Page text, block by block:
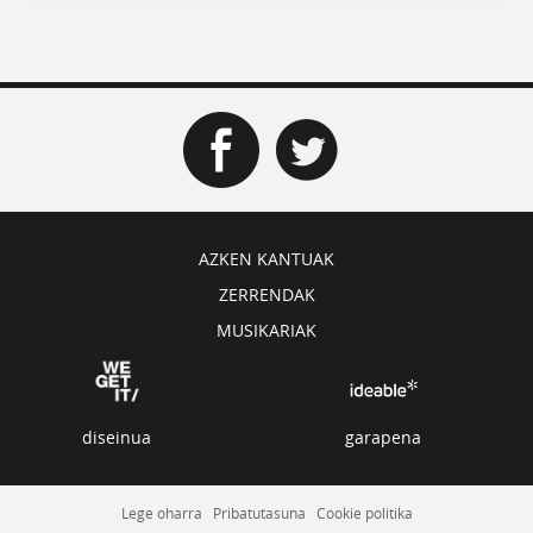
AZKEN KANTUAK
ZERRENDAK
MUSIKARIAK
diseinua garapena
Lege oharra Pribatutasuna Cookie politika